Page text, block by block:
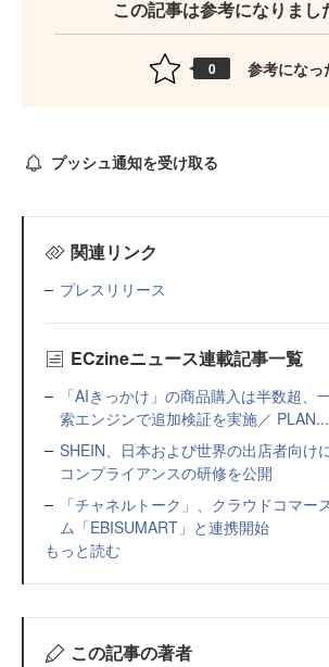
この記事は参考になりまし
0 参考になっ
プッシュ通知を受け取る
関連リンク
プレスリリース
ECzineニュース連載記事一覧
「AIきっかけ」の商品購入は半数超、
索エンジンで追加検証を実施／ PLAN...
SHEIN、日本および世界の出店者向け
コンプライアンスの研修を公開
「チャネルトーク」、クラウドコマー
ム「EBISUMART」と連携開始
もっと読む
この記事の著者